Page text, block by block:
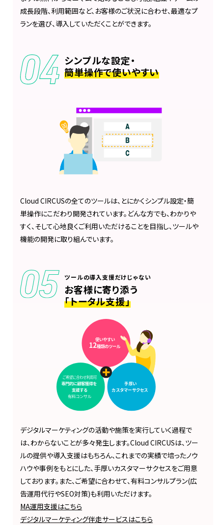
成長段階、利用範囲など、お客様のご状況に合わせ、最適なプ
ランを選び、導入していただくことができます。
シンプルな設定・
簡単操作で使いやすい
Cloud CIRCUSの全てのツールは、とにかくシンプル設定・簡
単操作にこだわり開発されています。どんな方でも、わかりや
すく、そして心地良くご利用いただけることを目指し、ツールや
機能の開発に取り組んでいます。
ツールの導入支援だけじゃない
お客様に寄り添う
「トータル支援」
デジタルマーケティングの活動や施策を実行していく過程で
は、わからないことが多々発生します。Cloud CIRCUSは、ツー
ルの提供や導入支援はもちろん、これまでの実績で培ったノウ
ハウや事例をもとにした、手厚いカスタマーサクセスをご用意
しております。また、ご希望に合わせて、有料コンサルプラン(広
告運用代行やSEO対策)も利用いただけます。
MA運用支援はこちら
デジタルマーケティング伴走サービスはこちら